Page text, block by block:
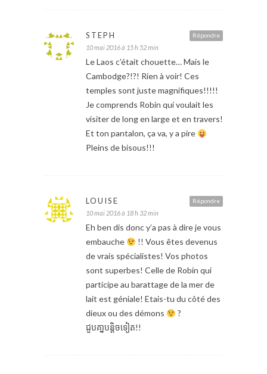
Répondre
STEPH
10 mai 2016 à 15 h 52 min
Le Laos c’était chouette… Mais le
Cambodge?!?! Rien à voir! Ces
temples sont juste magnifiques!!!!!
Je comprends Robin qui voulait les
visiter de long en large et en travers!
Et ton pantalon, ça va, y a pire
Pleins de bisous!!!
Répondre
LOUISE
10 mai 2016 à 18 h 32 min
Eh ben dis donc y’a pas à dire je vous
embauche
!! Vous êtes devenus
de vrais spécialistes! Vos photos
sont superbes! Celle de Robin qui
participe au barattage de la mer de
lait est géniale! Etais-tu du côté des
dieux ou des démons
?
ជួបគា្នបន្តិចទៀត!!